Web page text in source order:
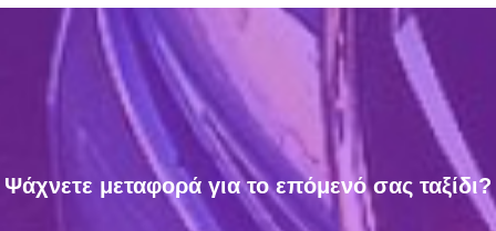
Ψάχνετε μεταφορά για το επόμενό σας ταξίδι?